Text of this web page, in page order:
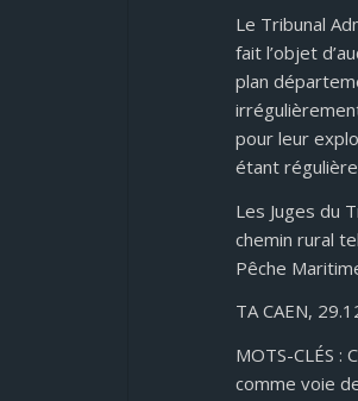
Le Tribunal
fait l’objet
plan
pour leur
étant
Les Juges du
chemin rural
Pêche
TA CAEN,
MOTS-CLÉS
comme voie